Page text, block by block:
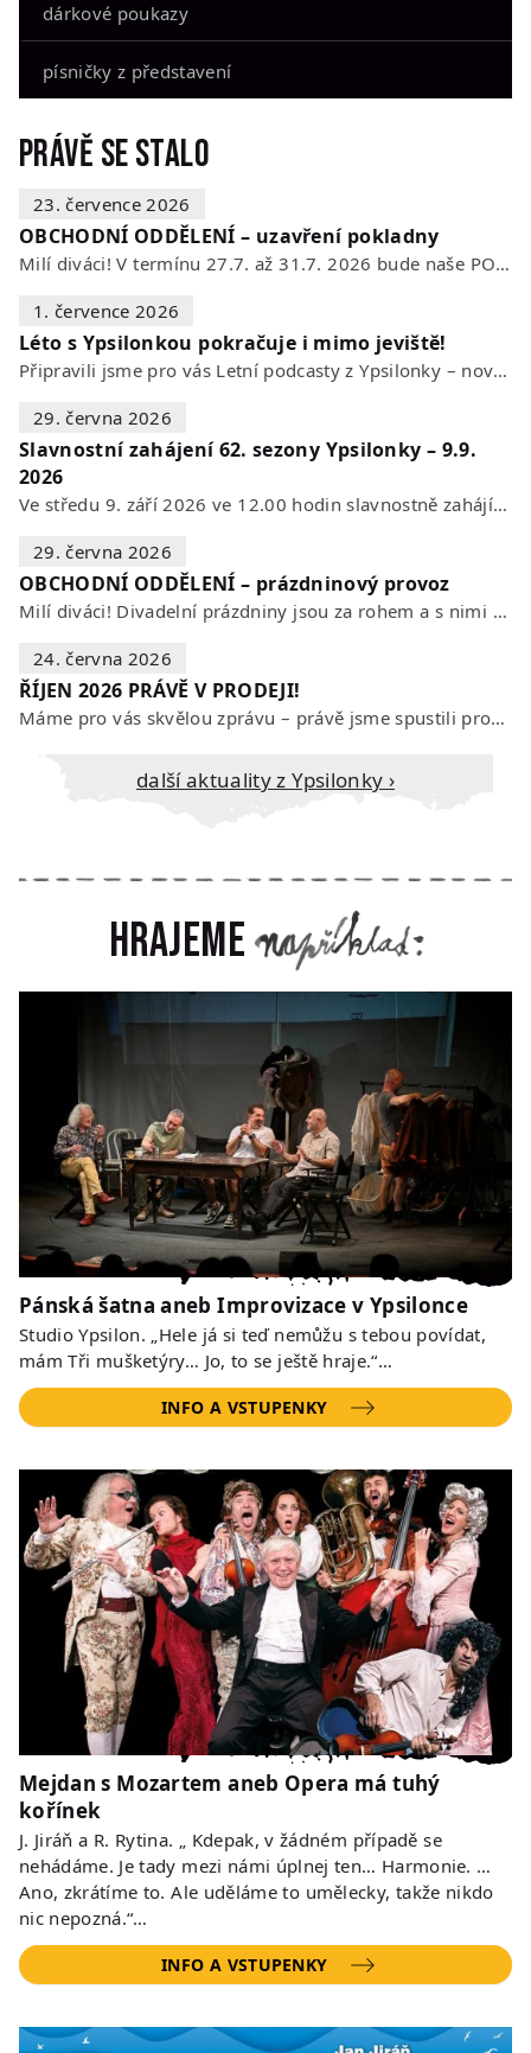
dárkové poukazy
písničky z představení
Právě se stalo
23. července 2026
OBCHODNÍ ODDĚLENÍ – uzavření pokladny
Milí diváci! V termínu 27.7. až 31.7. 2026 bude naše POKLADNA z technických…
1. července 2026
Léto s Ypsilonkou pokračuje i mimo jeviště!
Připravili jsme pro vás Letní podcasty z Ypsilonky – novou sérii rozhovorů s…
29. června 2026
Slavnostní zahájení 62. sezony Ypsilonky – 9.9.
2026
Ve středu 9. září 2026 ve 12.00 hodin slavnostně zahájíme novou divadelní…
29. června 2026
OBCHODNÍ ODDĚLENÍ – prázdninový provoz
Milí diváci! Divadelní prázdniny jsou za rohem a s nimi se mění i otevírací…
24. června 2026
ŘÍJEN 2026 PRÁVĚ V PRODEJI!
Máme pro vás skvělou zprávu – právě jsme spustili prodej vstupenek na říjen…
Další aktuality z Ypsilonky ›
Hrajeme
Pánská šatna aneb Improvizace v Ypsilonce
Studio Ypsilon. „Hele já si teď nemůžu s tebou povídat,
mám Tři mušketýry… Jo, to se ještě hraje.“…
INFO A VSTUPENKY
Mejdan s Mozartem aneb Opera má tuhý
kořínek
J. Jiráň a R. Rytina. „ Kdepak, v žádném případě se
nehádáme. Je tady mezi námi úplnej ten… Harmonie. …
Ano, zkrátíme to. Ale uděláme to umělecky, takže nikdo
nic nepozná.“…
INFO A VSTUPENKY